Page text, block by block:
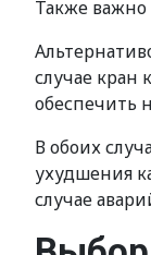
Также
случае кран
обеспечить
В обоих
ухудшения
случае